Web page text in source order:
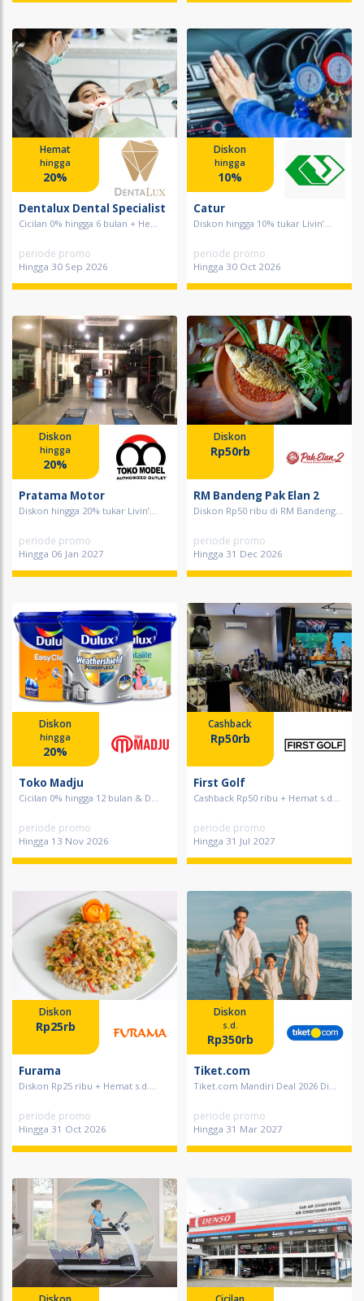
Hemat
hingga
20%
Dentalux Dental Specialist
Cicilan 0% hingga 6 bulan + He...
periode promo
Hingga 30 Sep 2026
Diskon
hingga
10%
Catur
Diskon hingga 10% tukar Livin’...
periode promo
Hingga 30 Oct 2026
Diskon
hingga
20%
Pratama Motor
Diskon hingga 20% tukar Livin’...
periode promo
Hingga 06 Jan 2027
Diskon
Rp50rb
RM Bandeng Pak Elan 2
Diskon Rp50 ribu di RM Bandeng...
periode promo
Hingga 31 Dec 2026
Diskon
hingga
20%
Toko Madju
Cicilan 0% hingga 12 bulan & D...
periode promo
Hingga 13 Nov 2026
Cashback
Rp50rb
First Golf
Cashback Rp50 ribu + Hemat s.d...
periode promo
Hingga 31 Jul 2027
Diskon
Rp25rb
Furama
Diskon Rp25 ribu + Hemat s.d....
periode promo
Hingga 31 Oct 2026
Diskon
s.d.
Rp350rb
Tiket.com
Tiket.com Mandiri Deal 2026 Di...
periode promo
Hingga 31 Mar 2027